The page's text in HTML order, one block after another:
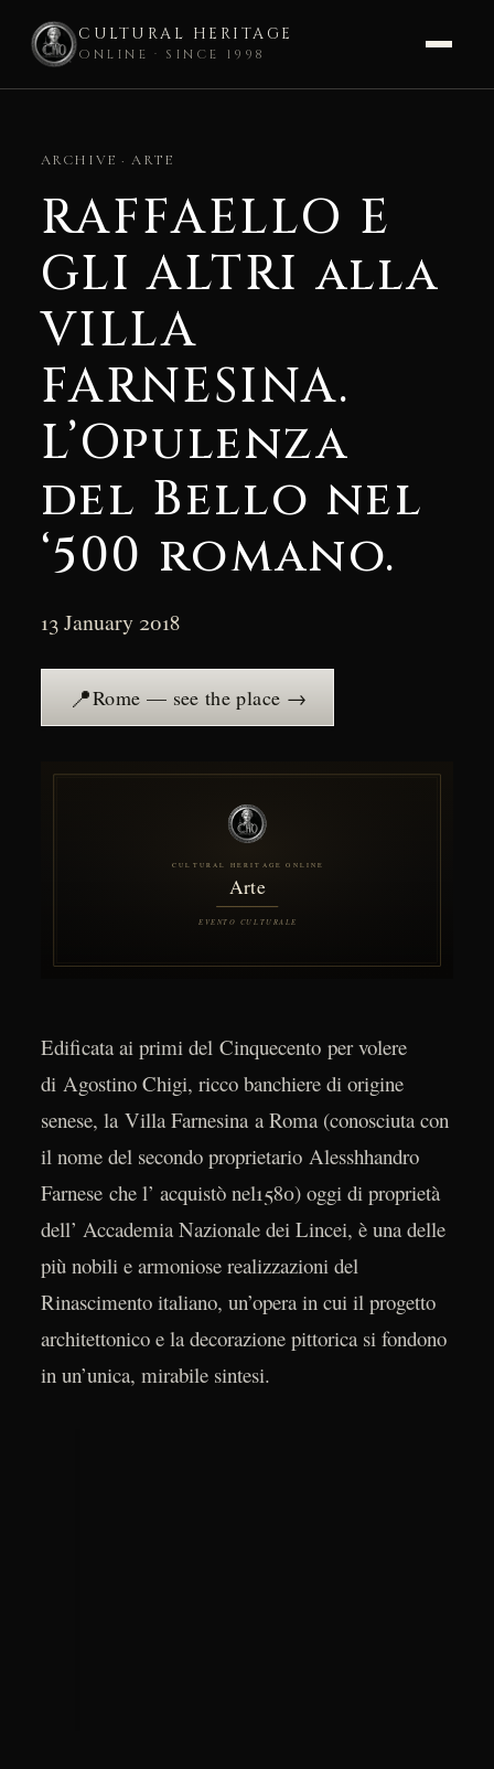
CULTURAL HERITAGE
ONLINE · SINCE 1998
contentARCHIVE · ARTE
RAFFAELLO E
GLI ALTRI alla
VILLA
FARNESINA.
L’Opulenza
del Bello nel
‘500 romano.
13 January 2018
📍Rome — see the place →
Edificata ai primi del Cinquecento per volere
di Agostino Chigi, ricco banchiere di origine
senese, la Villa Farnesina a Roma (conosciuta con
il nome del secondo proprietario Alesshhandro
Farnese che l’ acquistò nel1580) oggi di proprietà
dell’ Accademia Nazionale dei Lincei, è una delle
più nobili e armoniose realizzazioni del
Rinascimento italiano, un’opera in cui il progetto
architettonico e la decorazione pittorica si fondono
in un’unica, mirabile sintesi.